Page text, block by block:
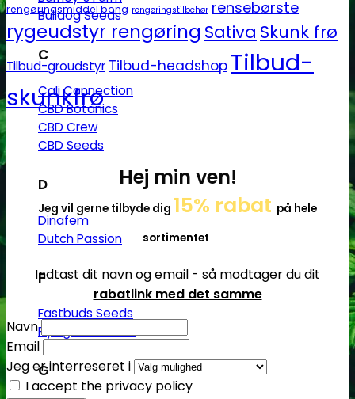
Bulldog Seeds
C
Cali Connection
CBD Botanics
CBD Crew
CBD Seeds
D
Dinafem
Dutch Passion
F
Fastbuds Seeds
Flying Dutchmen
G
rengøringsmiddel bong rengøringstilbehør rensebørste
rygeudstyr rengøring Sativa Skunk frø
Tilbud-groudstyr Tilbud-headshop Tilbud-
skunkfrø
Hej min ven!
Jeg vil gerne tilbyde dig 15% rabat på hele
sortimentet
Indtast dit navn og email - så modtager du dit
rabatlink med det samme
Navn
Email
Jeg er interreseret i
I accept the privacy policy